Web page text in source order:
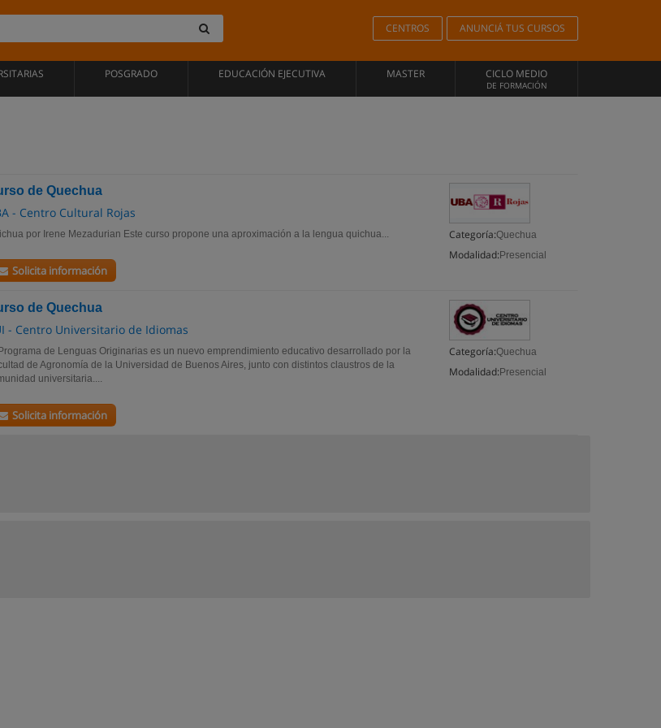
CENTROS ANUNCIÁ TUS CURSOS
POSGRADO EDUCACIÓN EJECUTIVA MASTER CICLO MEDIO
DE FORMACIÓN
de Quechua
- Centro Cultural Rojas
Categoría:Quechua
Modalidad: Presencial
por Irene Mezadurian Este curso propone una aproximación a la lengua quichua...
Solicita información
de Quechua
- Centro Universitario de Idiomas
Categoría:Quechua
Modalidad: Presencial
de Lenguas Originarias es un nuevo emprendimiento educativo desarrollado por la
de Agronomía de la Universidad de Buenos Aires, junto con distintos claustros de la
universitaria....
Solicita información